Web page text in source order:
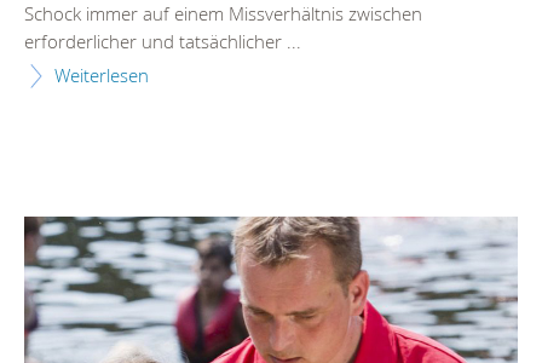
Schock immer auf einem Missverhältnis zwischen
erforderlicher und tatsächlicher ...
Weiterlesen